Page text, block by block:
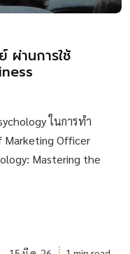
ผ่านการใช้
ในการทำ
Marketing Officer
Mastering the